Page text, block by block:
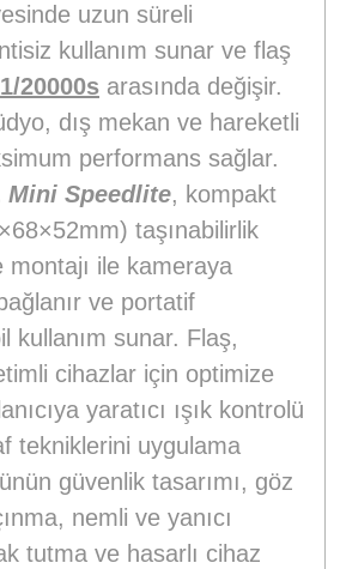
uzun süreli
kullanım sunar ve flaş
20000s arasında değişir.
dış mekan ve hareketli
performans sağlar.
Mini Speedlite, kompakt
taşınabilirlik
ile kameraya
ve portatif
kullanım sunar. Flaş,
cihazlar için optimize
yaratıcı ışık kontrolü
tekniklerini uygulama
güvenlik tasarımı, göz
nemli ve yanıcı
tutma ve hasarlı cihaz